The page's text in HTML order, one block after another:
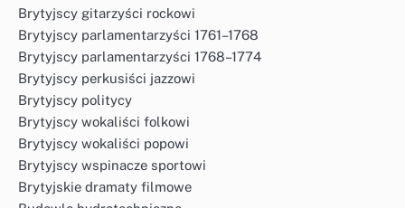
Brytyjscy gitarzyści rockowi
Brytyjscy parlamentarzyści 1761–1768
Brytyjscy parlamentarzyści 1768–1774
Brytyjscy perkusiści jazzowi
Brytyjscy politycy
Brytyjscy wokaliści folkowi
Brytyjscy wokaliści popowi
Brytyjscy wspinacze sportowi
Brytyjskie dramaty filmowe